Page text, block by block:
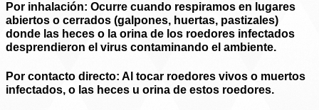
Por inhalación: Ocurre cuando respiramos en lugares
abiertos o cerrados (galpones, huertas, pastizales)
donde las heces o la orina de los roedores infectados
desprendieron el virus contaminando el ambiente.
Por contacto directo: Al tocar roedores vivos o muertos
infectados, o las heces u orina de estos roedores.